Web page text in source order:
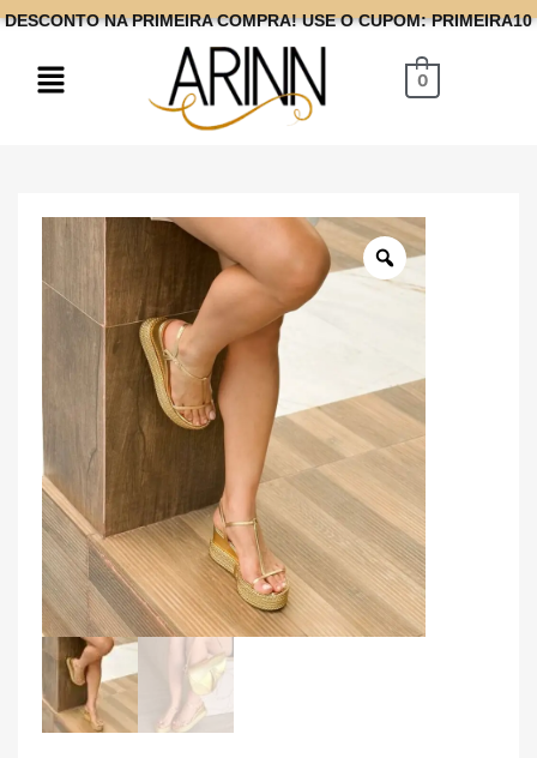
DESCONTO NA PRIMEIRA COMPRA! USE O CUPOM: PRIMEIRA10
0